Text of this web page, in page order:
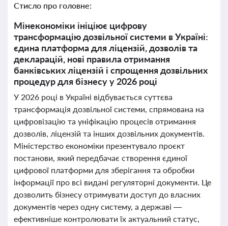
Стисло про головне:
Мінекономіки ініціює цифрову
трансформацію дозвільної системи в Україні:
єдина платформа для ліцензій, дозволів та
декларацій, нові правила отримання
банківських ліцензій і спрощення дозвільних
процедур для бізнесу у 2026 році
У 2026 році в Україні відбувається суттєва
трансформація дозвільної системи, спрямована на
цифровізацію та уніфікацію процесів отримання
дозволів, ліцензій та інших дозвільних документів.
Міністерство економіки презентувало проєкт
постанови, який передбачає створення єдиної
цифрової платформи для зберігання та обробки
інформації про всі видані регуляторні документи. Це
дозволить бізнесу отримувати доступ до власних
документів через одну систему, а державі —
ефективніше контролювати їх актуальний статус,